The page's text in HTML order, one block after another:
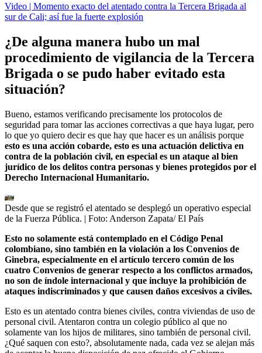
Video | Momento exacto del atentado contra la Tercera Brigada al
sur de Cali; así fue la fuerte explosión
¿De alguna manera hubo un mal
procedimiento de vigilancia de la Tercera
Brigada o se pudo haber evitado esta
situación?
Bueno, estamos verificando precisamente los protocolos de
seguridad para tomar las acciones correctivas a que haya lugar, pero
lo que yo quiero decir es que hay que hacer es un análisis porque
esto es una acción cobarde, esto es una actuación delictiva en
contra de la población civil, en especial es un ataque al bien
jurídico de los delitos contra personas y bienes protegidos por el
Derecho Internacional Humanitario.
Desde que se registró el atentado se desplegó un operativo especial
de la Fuerza Pública. | Foto: Anderson Zapata/ El País
Esto no solamente está contemplado en el Código Penal
colombiano, sino también en la violación a los Convenios de
Ginebra, especialmente en el artículo tercero común de los
cuatro Convenios de generar respecto a los conflictos armados,
no son de índole internacional y que incluye la prohibición de
ataques indiscriminados y que causen daños excesivos a civiles.
Esto es un atentado contra bienes civiles, contra viviendas de uso de
personal civil. Atentaron contra un colegio público al que no
solamente van los hijos de militares, sino también de personal civil.
¿Qué saquen con esto?, absolutamente nada, cada vez se alejan más